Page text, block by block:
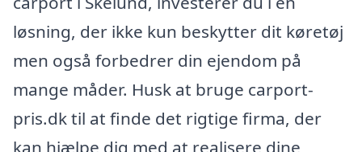
løsning, der ikke kun beskytter dit køretøj
men også forbedrer din ejendom på
mange måder. Husk at bruge carport-
pris.dk til at finde det rigtige firma, der
kan hjælpe dig med at realisere dine